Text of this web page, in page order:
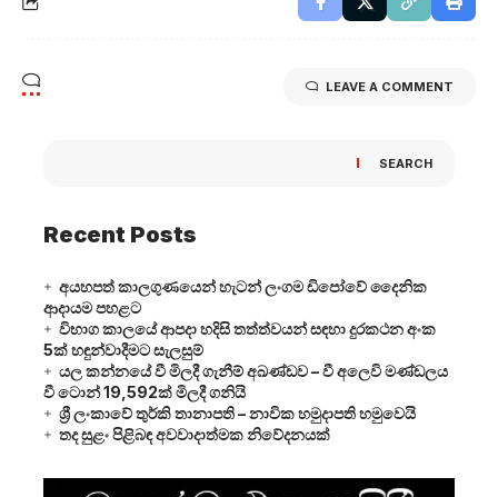
LEAVE A COMMENT
SEARCH
Recent Posts
අයහපත් කාලගුණයෙන් හැටන් ලංගම ඩිපෝවේ දෛනික
ආදායම පහළට
විභාග කාලයේ ආපදා හදිසි තත්ත්වයන් සඳහා දුරකථන අංක
5ක් හඳුන්වාදීමට සැලසුම්
යල කන්නයේ වී මිලදී ගැනීම් අඛණ්ඩව – වී අලෙවි මණ්ඩලය
වී ටොන් 19,592ක් මිලදී ගනියි
ශ්‍රී ලංකාවේ තුර්කි තානාපති – නාවික හමුදාපති හමුවෙයි
තද සුළං පිළිබඳ අවවාදාත්මක නිවේදනයක්